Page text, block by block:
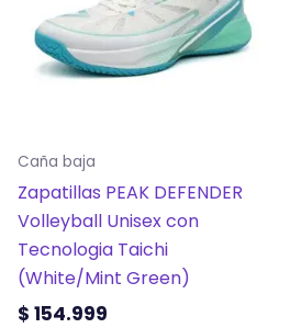
Caña baja
Zapatillas PEAK DEFENDER
Volleyball Unisex con
Tecnologia Taichi
(White/Mint Green)
$ 154.999
variantes.
Las
opciones
elegir
en
la
página
de
producto